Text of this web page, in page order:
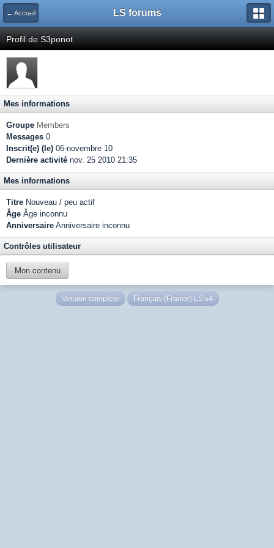
← Accueil LS forums
Profil de S3ponot
Mes informations
Groupe Members
Messages 0
Inscrit(e) (le) 06-novembre 10
Dernière activité nov. 25 2010 21:35
Mes informations
Titre Nouveau / peu actif
Âge Âge inconnu
Anniversaire Anniversaire inconnu
Contrôles utilisateur
Mon contenu
Version complète Français (France) LS v4